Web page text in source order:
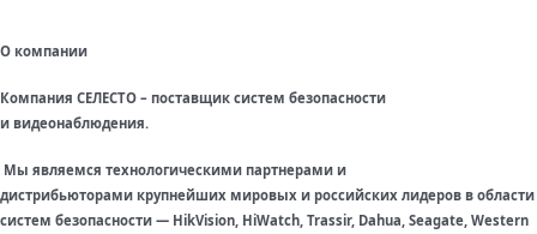
О компании
Компания СЕЛЕСТО – поставщик систем безопасности
и видеонаблюдения.
Мы являемся технологическими партнерами и
дистрибьюторами крупнейших мировых и российских лидеров в области
систем безопасности — HikVision, HiWatch, Trassir, Dahua, Seagate, Western